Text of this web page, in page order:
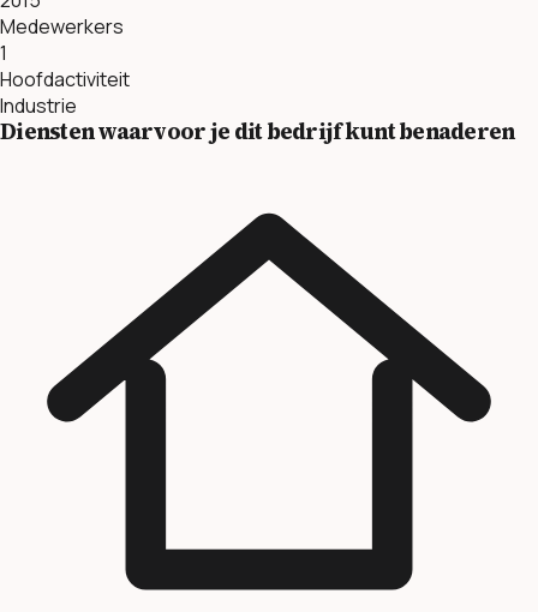
Medewerkers
1
Hoofdactiviteit
Industrie
Diensten waarvoor je dit bedrijf kunt benaderen